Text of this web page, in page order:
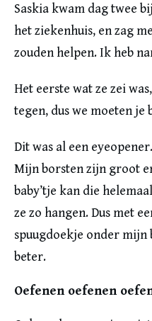
Saskia kwam dag twee
het ziekenhuis, en zag
zouden helpen. Ik heb
Het eerste wat ze zei
tegen, dus we moeten je
Dit was al een
Mijn borsten zijn groot
baby’tje kan die
ze zo hangen. Dus met
spuugdoekje onder mijn
beter.
Oefenen oefenen